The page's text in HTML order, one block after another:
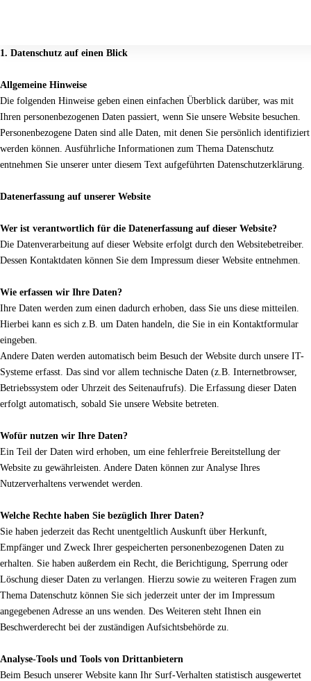
1. Datenschutz auf einen Blick
Allgemeine Hinweise
Die folgenden Hinweise geben einen einfachen Überblick darüber, was mit
Ihren personenbezogenen Daten passiert, wenn Sie unsere Website besuchen.
Personenbezogene Daten sind alle Daten, mit denen Sie persönlich identifiziert
werden können. Ausführliche Informationen zum Thema Datenschutz
entnehmen Sie unserer unter diesem Text aufgeführten Datenschutzerklärung.
Datenerfassung auf unserer Website
Wer ist verantwortlich für die Datenerfassung auf dieser Website?
Die Datenverarbeitung auf dieser Website erfolgt durch den Websitebetreiber.
Dessen Kontaktdaten können Sie dem Impressum dieser Website entnehmen.
Wie erfassen wir Ihre Daten?
Ihre Daten werden zum einen dadurch erhoben, dass Sie uns diese mitteilen.
Hierbei kann es sich z.B. um Daten handeln, die Sie in ein Kontaktformular
eingeben.
Andere Daten werden automatisch beim Besuch der Website durch unsere IT-
Systeme erfasst. Das sind vor allem technische Daten (z.B. Internetbrowser,
Betriebssystem oder Uhrzeit des Seitenaufrufs). Die Erfassung dieser Daten
erfolgt automatisch, sobald Sie unsere Website betreten.
Wofür nutzen wir Ihre Daten?
Ein Teil der Daten wird erhoben, um eine fehlerfreie Bereitstellung der
Website zu gewährleisten. Andere Daten können zur Analyse Ihres
Nutzerverhaltens verwendet werden.
Welche Rechte haben Sie bezüglich Ihrer Daten?
Sie haben jederzeit das Recht unentgeltlich Auskunft über Herkunft,
Empfänger und Zweck Ihrer gespeicherten personenbezogenen Daten zu
erhalten. Sie haben außerdem ein Recht, die Berichtigung, Sperrung oder
Löschung dieser Daten zu verlangen. Hierzu sowie zu weiteren Fragen zum
Thema Datenschutz können Sie sich jederzeit unter der im Impressum
angegebenen Adresse an uns wenden. Des Weiteren steht Ihnen ein
Beschwerderecht bei der zuständigen Aufsichtsbehörde zu.
Analyse-Tools und Tools von Drittanbietern
Beim Besuch unserer Website kann Ihr Surf-Verhalten statistisch ausgewertet